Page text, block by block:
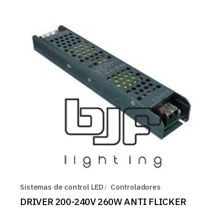
Sistemas de control LED Controladores
DRIVER 200-240V 260W ANTI FLICKER